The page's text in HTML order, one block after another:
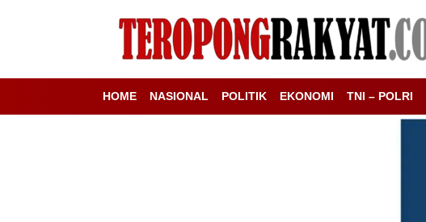
HOME NASIONAL POLITIK EKONOMI TNI – POLRI